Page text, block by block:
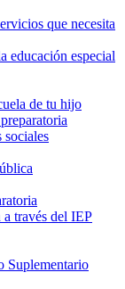
que necesita
educación especial
de tu hijo
sociales
a través del IEP
Suplementario